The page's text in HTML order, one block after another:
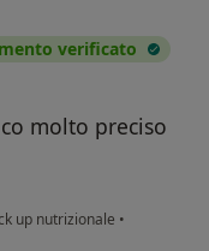
verificato
molto preciso
up nutrizionale •